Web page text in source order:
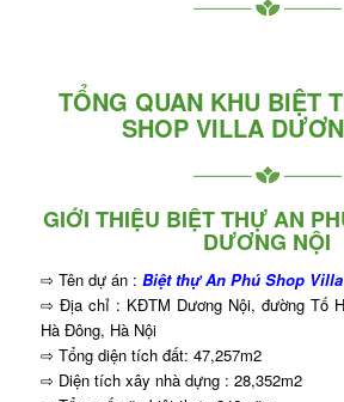
TỔNG QUAN KHU BIỆT
SHOP VILLA
GIỚI THIỆU BIỆT THỰ AN
DƯƠNG NỘI
⇨ Tên dự án : Biệt thự An Phú Shop Villa
⇨ Địa chỉ : KĐTM Dương Nội, đường Tố
Hà Đông, Hà Nội
⇨ Tổng diện tích đất: 47,257m2
⇨ Diện tích xây nhà dựng : 28,352m2